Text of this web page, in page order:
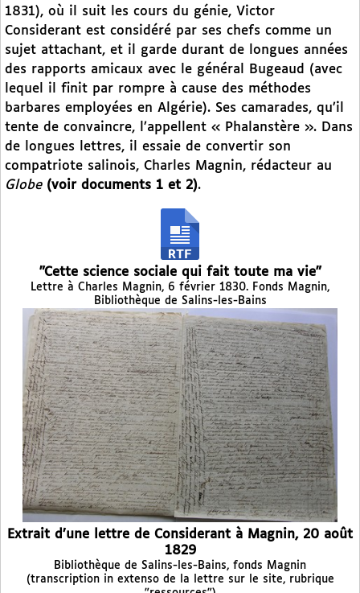
1831), où il suit les cours du génie, Victor
Considerant est considéré par ses chefs comme un
sujet attachant, et il garde durant de longues années
des rapports amicaux avec le général Bugeaud (avec
lequel il finit par rompre à cause des méthodes
barbares employées en Algérie). Ses camarades, qu’il
tente de convaincre, l’appellent « Phalanstère ». Dans
de longues lettres, il essaie de convertir son
compatriote salinois, Charles Magnin, rédacteur au
Globe (voir documents 1 et 2).
"Cette science sociale qui fait toute ma vie"
Lettre à Charles Magnin, 6 février 1830. Fonds Magnin,
Bibliothèque de Salins-les-Bains
Extrait d’une lettre de Considerant à Magnin, 20 août
1829
Bibliothèque de Salins-les-Bains, fonds Magnin
(transcription in extenso de la lettre sur le site, rubrique